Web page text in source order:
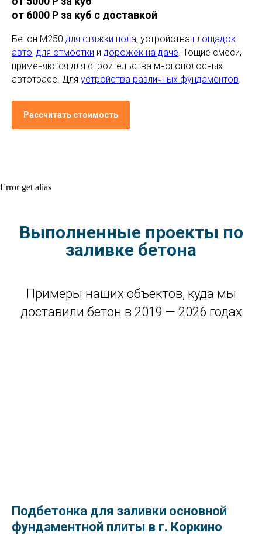
от 6000 Р за куб с доставкой
Бетон М250 для стяжки пола, устройства площадок
авто, для отмостки и дорожек на даче . Тощие смеси,
применяются для строительства многополосных
автотрасс. Для устройства различных фундаментов
Рассчитать стоимость
Error get alias
Выполненные проекты по
заливке бетона
Примеры наших объектов, куда мы
доставили бетон в 2019 — 2026 годах
Подбетонка для заливки основной
фундаментной плиты в г. Коркино